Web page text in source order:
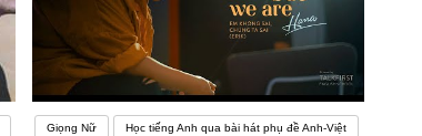
Giọng Nữ Học tiếng Anh qua bài hát phụ đề Anh-Việt